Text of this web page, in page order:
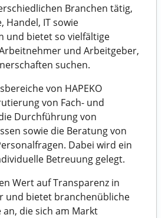
Branchen tätig,
IT sowie
und bietet so vielfältige
und Arbeitgeber,
suchen.
von HAPEKO
von Fach- und
Durchführung von
sowie die Beratung von
Dabei wird ein
Betreuung gelegt.
Wert auf Transparenz in
und bietet branchenübliche
die sich am Markt